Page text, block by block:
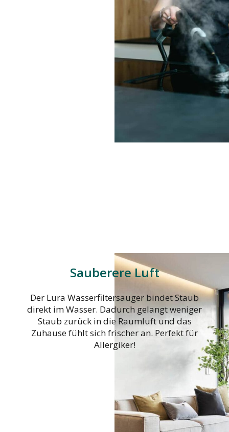
Sauberere Luft
Der Lura Wasserfiltersauger bindet Staub
direkt im Wasser. Dadurch gelangt weniger
Staub zurück in die Raumluft und das
Zuhause fühlt sich frischer an. Perfekt für
Allergiker!